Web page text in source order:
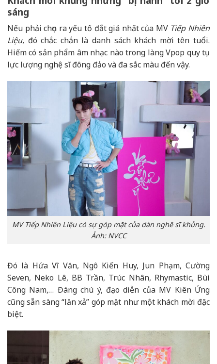
sáng
Nếu phải chọn ra yếu tố đắt giá nhất của MV Tiếp Nhiên
Liệu, đó chắc chắn là danh sách khách mời tên tuổi.
Hiếm có sản phẩm âm nhạc nào trong làng Vpop quy tụ
lực lượng nghệ sĩ đông đảo và đa sắc màu đến vậy.
MV Tiếp Nhiên Liệu có sự góp mặt của dàn nghê sĩ khủng.
Ảnh: NVCC
Đó là Hứa Vĩ Văn, Ngô Kiến Huy, Jun Phạm, Cường
Seven, Neko Lê, BB Trần, Trúc Nhân, Rhymastic, Bùi
Công Nam,… Đáng chú ý, đạo diễn của MV Kiên Ứng
cũng sẵn sàng “lăn xả” góp mặt như một khách mời đặc
biệt.